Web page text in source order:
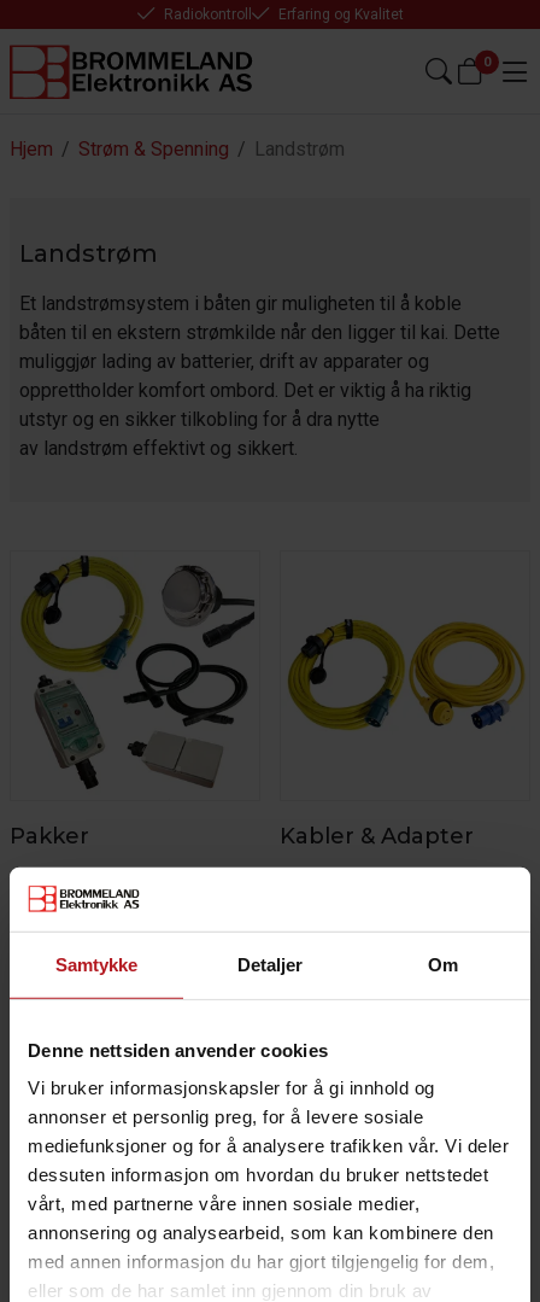
Samtykke Detaljer Om
Denne nettsiden anvender cookies
Vi bruker informasjonskapsler for å gi innhold og
annonser et personlig preg, for å levere sosiale
mediefunksjoner og for å analysere trafikken vår. Vi deler
dessuten informasjon om hvordan du bruker nettstedet
vårt, med partnerne våre innen sosiale medier,
annonsering og analysearbeid, som kan kombinere den
med annen informasjon du har gjort tilgjengelig for dem,
eller som de har samlet inn gjennom din bruk av
Radiokontroll Erfaring og Kvalitet
0
/
Hjem /
Strøm & Spenning Landstrøm
Landstrøm
Et landstrømsystem i båten gir muligheten til å koble
båten til en ekstern strømkilde når den ligger til kai. Dette
muliggjør lading av batterier, drift av apparater og
opprettholder komfort ombord. Det er viktig å ha riktig
utstyr og en sikker tilkobling for å dra nytte
av landstrøm effektivt og sikkert.
Pakker Kabler & Adapter
Kontakter & splittere Sikring